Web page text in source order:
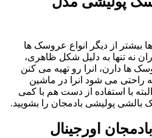
از دیگر انواع عروسک ها
نه تنها به دلیل شکل ظاهری،
ها دارن، انرا رو تهیه می کنن
راحتی می شود انرا در ماشین
با استفاده از دست هم با کمی
بالشی پولیشی بادمجان را بشویید.
اورجینال